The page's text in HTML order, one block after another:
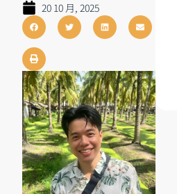
20 10 月, 2025